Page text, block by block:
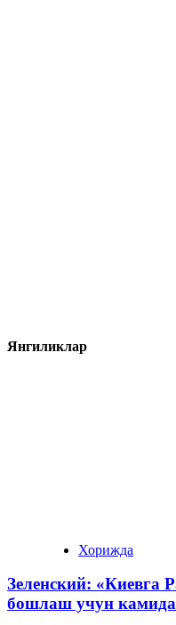
Янгиликлар
Хорижда
Зеленский:
бошлаш учун